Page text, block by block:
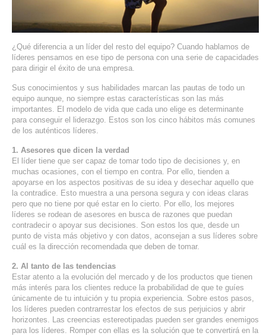
AGENCIA DIGITAL
PAGINAS WEB PARA NEGOCIOS
PAGINA WEB CON MANEJADOR DE CONTENIDOS
PAGINA WEB CON CATÁLOGO DE PRODUCTOS
PAGINAS WEB A MEDIDA
APPS PARA NEGOCIOS
SISTEMAS PARA NEGOCIOS Y EMPRESAS
MARKETING DIGITAL
EMAIL MARKETING
SERVICIOS DE TI
ASESORÍA TECNOLÓGICA
TRANSFORMACIÓN DIGITAL
PORTAFOLIO
¿Qué diferencia a un líder del resto del equipo? Cuando hablamos de
líderes pensamos en ese tipo de persona con una serie de capacidades
para dirigir el éxito de una empresa.
Sus conocimientos y sus habilidades marcan las pautas de todo un
equipo aunque, no siempre estas características son las más
importantes. El modelo de vida que cada uno elige es determinante
para conseguir el liderazgo. Estos son los cinco hábitos más comunes
de los auténticos líderes.
1. Asesores que dicen la verdad
El líder tiene que ser capaz de tomar todo tipo de decisiones y, en
muchas ocasiones, con el tiempo en contra. Por ello, tienden a
apoyarse en los aspectos positivas de su idea y desechar aquello que
la contradice. Esto muestra a una persona segura y con ideas claras
pero que no tiene por qué estar en lo cierto. Por ello, los mejores
líderes se rodean de asesores en busca de razones que puedan
contradecir o apoyar sus decisiones. Son estos los que, desde un
punto de vista más objetivo y con datos, aconsejan a sus líderes sobre
cuál es la dirección recomendada que deben de tomar.
2. Al tanto de las tendencias
Estar atento a la evolución del mercado y de los productos que tienen
más interés para los clientes reduce la probabilidad de que te guíes
únicamente de tu intuición y tu propia experiencia. Sobre estos pasos,
los líderes pueden contrarrestar los efectos de sus perjuicios y abrir
horizontes. Las creencias estereotipadas pueden ser grandes enemigos
para los líderes. Romper con ellas es la solución que te convertirá en la